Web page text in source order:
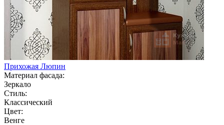
Прихожая Люпин
Материал фасада:
Зеркало
Стиль:
Классический
Цвет:
Венге